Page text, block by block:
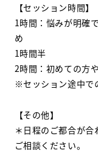
【セッション時間】
1時間：悩みが明確
め
1時間半
2時間：初めての方
※セッション途中で
【その他】
＊日程のご都合が
ご相談ください。